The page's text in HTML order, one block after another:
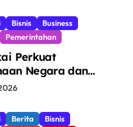
Bisnis
Business
Pemerintahan
Perkuat
Negara dan
Setor Rp123,8
Berita
Bisnis